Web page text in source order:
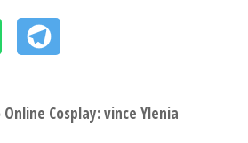
Cosplay: vince Ylenia